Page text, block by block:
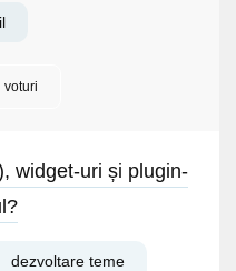
voturi
widget-uri și plugin-
dezvoltare teme